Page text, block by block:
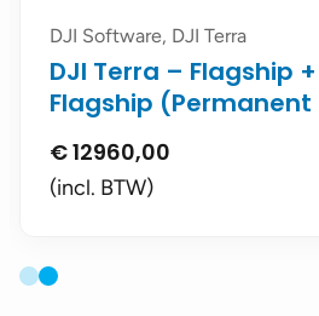
DJI Software, DJI Terra
DJI Terra – Flagship
Flagship (Permanent
€12960,00
(incl. BTW)